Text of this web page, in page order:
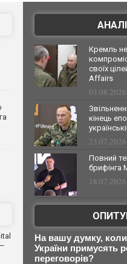
Кремль
своїх
Affairs
кінець
Повний
брифінга
На вашу думку, коли
України примусять
переговорів?